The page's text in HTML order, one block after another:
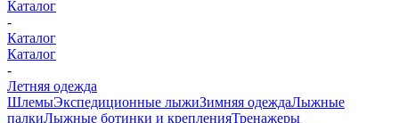
Каталог
-
Каталог
Каталог
-
Летняя одежда
ШлемыЭкспедиционные лыжиЗимняя одеждаЛыжные
палкиЛыжные ботинки и крепленияТренажеры